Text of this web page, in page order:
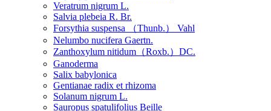
Veratrum nigrum L.
Salvia plebeia R. Br.
Forsythia suspensa （Thunb.） Vahl
Nelumbo nucifera Gaertn.
Zanthoxylum nitidum（Roxb.）DC.
Ganoderma
Salix babylonica
Gentianae radix et rhizoma
Solanum nigrum L.
Sauropus spatulifolius Beille